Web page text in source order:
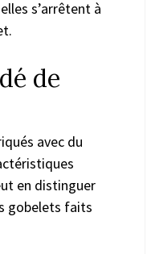
s’arrêtent à
de
avec du
en distinguer
gobelets faits